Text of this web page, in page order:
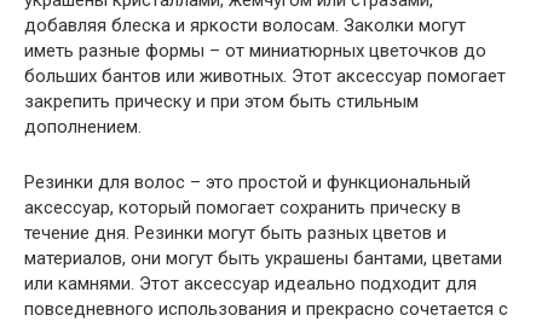
добавляя блеска и яркости волосам. Заколки могут
иметь разные формы – от миниатюрных цветочков до
больших бантов или животных. Этот аксессуар помогает
закрепить прическу и при этом быть стильным
дополнением.
Резинки для волос – это простой и функциональный
аксессуар, который помогает сохранить прическу в
течение дня. Резинки могут быть разных цветов и
материалов, они могут быть украшены бантами, цветами
или камнями. Этот аксессуар идеально подходит для
повседневного использования и прекрасно сочетается с